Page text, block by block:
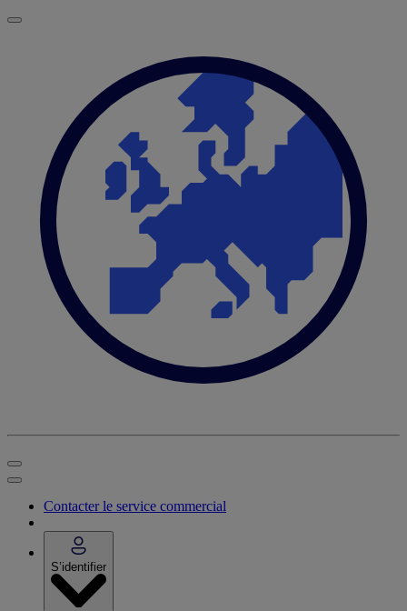
Contacter le service commercial
S’identifier